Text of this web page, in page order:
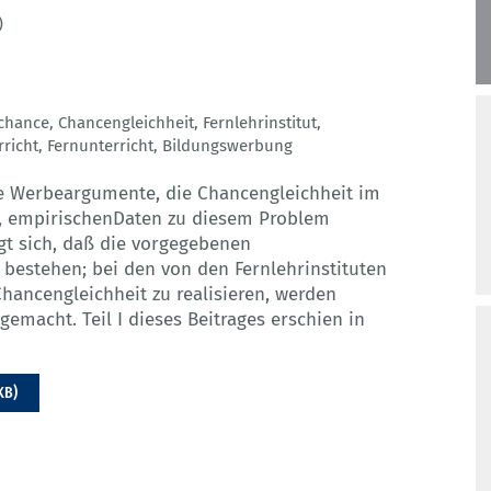
, Chancengleichheit, Fernlehrinstitut,
, Fernunterricht, Bildungswerbung
die Chancengleichheit im
zu diesem Problem
sich, daß die vorgegebenen
bei den von den Fernlehrinstituten
zu realisieren, werden
Teil I dieses Beitrages erschien in